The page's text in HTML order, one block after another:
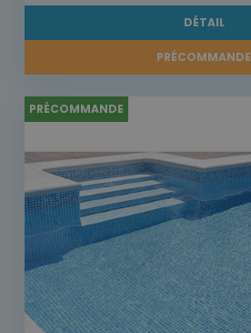
DÉTAIL
PRÉCOMMANDE
PRÉCOMMANDE